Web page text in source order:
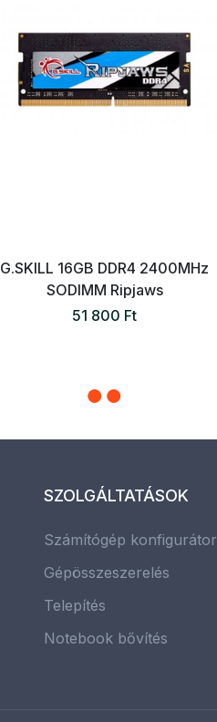
G.SKILL 16GB DDR4 2400MHz
SODIMM Ripjaws
51 800 Ft
SZOLGÁLTATÁSOK
Számítógép konfigurátor
Gépösszeszerelés
Telepítés
Notebook bővítés